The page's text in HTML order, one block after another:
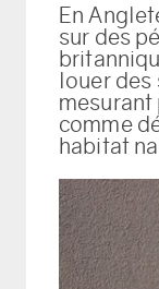
En
sur des
louer des
mesurant
comme
habitat